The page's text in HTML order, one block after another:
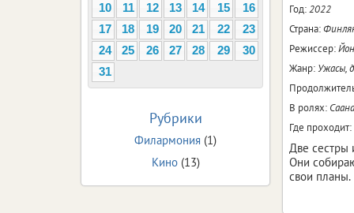
Год:2022
Страна:
Режиссер:
Жанр: Ужасы,
В ролях:
Где проходит:
Две сестры
Они
свои планы.
10
11 12 13 14 15
16
17
18 19 20 21 22
23
24
25 26 27 28 29
30
31
Рубрики
Филармония (1)
Кино(13)